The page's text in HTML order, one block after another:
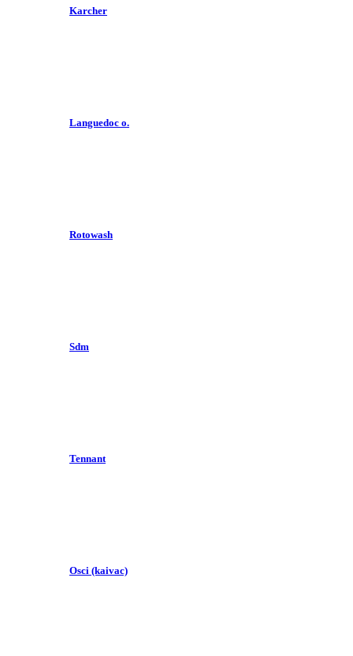
Karcher
Languedoc o.
Rotowash
Sdm
Tennant
Osci (kaivac)